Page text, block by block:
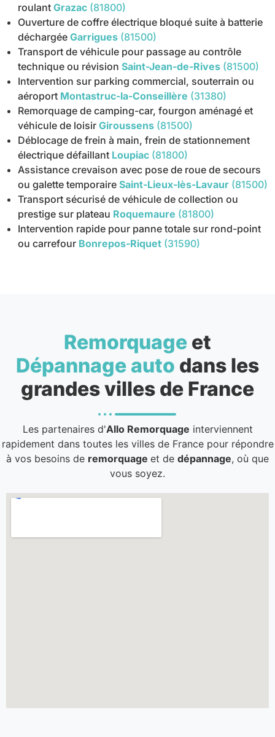
roulant Grazac (81800)
Ouverture de coffre électrique bloqué suite à batterie
déchargée Garrigues (81500)
Transport de véhicule pour passage au contrôle
technique ou révision Saint-Jean-de-Rives (81500)
Intervention sur parking commercial, souterrain ou
aéroport Montastruc-la-Conseillère (31380)
Remorquage de camping-car, fourgon aménagé et
véhicule de loisir Giroussens (81500)
Déblocage de frein à main, frein de stationnement
électrique défaillant Loupiac (81800)
Assistance crevaison avec pose de roue de secours
ou galette temporaire Saint-Lieux-lès-Lavaur (81500)
Transport sécurisé de véhicule de collection ou
prestige sur plateau Roquemaure (81800)
Intervention rapide pour panne totale sur rond-point
ou carrefour Bonrepos-Riquet (31590)
Remorquage et
Dépannage auto dans les
grandes villes de France
Les partenaires d'Allo Remorquage interviennent
rapidement dans toutes les villes de France pour répondre
à vos besoins de remorquage et de dépannage, où que
vous soyez.